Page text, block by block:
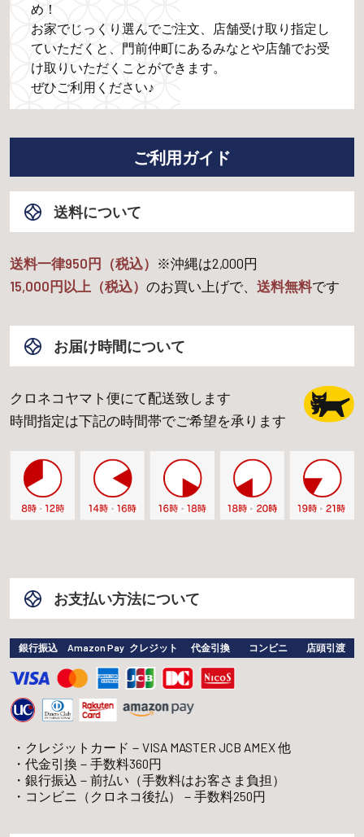
め！
お家でじっくり選んでご注文、店舗受け取り指定し
ていただくと、門前仲町にあるみなとや店舗でお受
け取りいただくことができます。
ぜひご利用ください♪
ご利用ガイド
送料について
送料一律950円（税込） ※沖縄は2,000円
15,000円以上（税込） のお買い上げで、 送料無料です
お届け時間について
クロネコヤマト便にて配送致します
時間指定は下記の時間帯でご希望を承ります
お支払い方法について
銀行振込 Amazon Pay クレジット 代金引換 コンビニ 店頭引渡
クレジットカード－VISA MASTER JCB AMEX 他
代金引換－手数料360円
銀行振込－前払い（手数料はお客さま負担）
コンビニ（クロネコ後払）－手数料250円